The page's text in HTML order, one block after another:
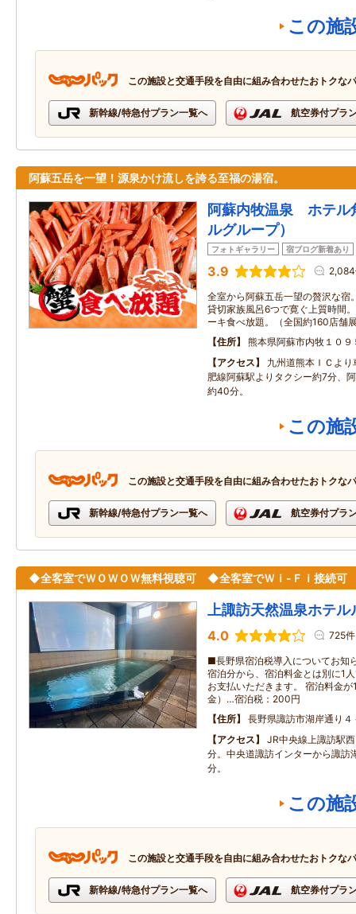
この施
この施設と交通手段を自由に組み合わせたおトクな
新幹線/特急付プラン一覧へ 航空券付プラ
阿蘇五岳を一望！源泉かけ流しを誇る至福の湯宿。
阿蘇内牧温泉 ホテル
ルグループ）
フォトギャラリー 宿ブログ新着あり
3.9
全室から阿蘇五岳一望の贅沢な宿
貸切家族風呂6つで寛ぐ上質時間
ーキ食べ放題。（全国約160店舗
住所
熊本県阿蘇市内牧１０
アクセス
九州道熊本ＩＣよ
肥線阿蘇駅よりタクシー約7分、
約40分。
この施
この施設と交通手段を自由に組み合わせたおトクな
新幹線/特急付プラン一覧へ 航空券付プラ
◆全客室でＷＯＷＯＷ無料視聴可 ◆全客室でＷｉ-Ｆｉ接続可
上諏訪天然温泉ホテル
4.0 725件
■長野県宿泊税導入についてお知
宿泊分から、宿泊料金とは別に1
お支払いただきます。 宿泊料金
金）…宿泊税：200円
住所
長野県諏訪市湖岸通り４
アクセス
JR中央線上諏訪駅
分。中央道諏訪インターから諏訪
分。
この施
この施設と交通手段を自由に組み合わせたおトクな
新幹線/特急付プラン一覧へ 航空券付プラ